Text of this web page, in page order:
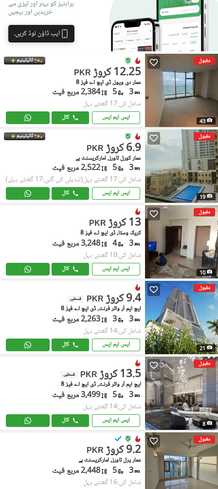
پراپٹیز کو بہتر اور تیزی سے
خریدیں اور بیچیں
ایپ ڈاؤن لوڈ کریں۔
مقبول
43
ٹائیٹینیم
PKR 12.25 کروڑ
عمار دی ویوز, ڈی ایچ اے فیز 8
3
5 2,384 مربع فیٹ
شامل کی:17 گھنٹے پہل
ایس ایم ایس کال
مقبول
19
ٹائیٹینیم
PKR 6.9 کروڑ
عمار کورل ٹاورز, امارکریسنٹ بے
3
5 2,522 مربع فیٹ
شامل کی:17 گھنٹے پہل (تبدیلی کی گئی:17 گھنٹے پہلے)
ایس ایم ایس کال
مقبول
10
PKR 13 کروڑ
کریک وسٹا, ڈی ایچ اے فیز 8
3
4 3,248 مربع فیٹ
شامل کی:10 گھنٹے پہل
ایس ایم ایس کال
مقبول
21
PKR 9.4 کروڑ قسطیں
ایچ ایم آر واٹر فرنٹ, ڈی ایچ اے فیز 8
3
3 2,263 مربع فیٹ
شامل کی:14 گھنٹے پہل
ایس ایم ایس کال
مقبول
8
PKR 13.5 کروڑ قسطیں
ایچ ایم آر واٹر فرنٹ, ڈی ایچ اے فیز 8
3
5 3,499 مربع فیٹ
شامل کی:14 گھنٹے پہل
ایس ایم ایس کال
مقبول
PKR 9.2 کروڑ
عمار پرل ٹاورز, امارکریسنٹ بے
3
5 2,448 مربع فیٹ
شامل کی:16 گھنٹے پہل